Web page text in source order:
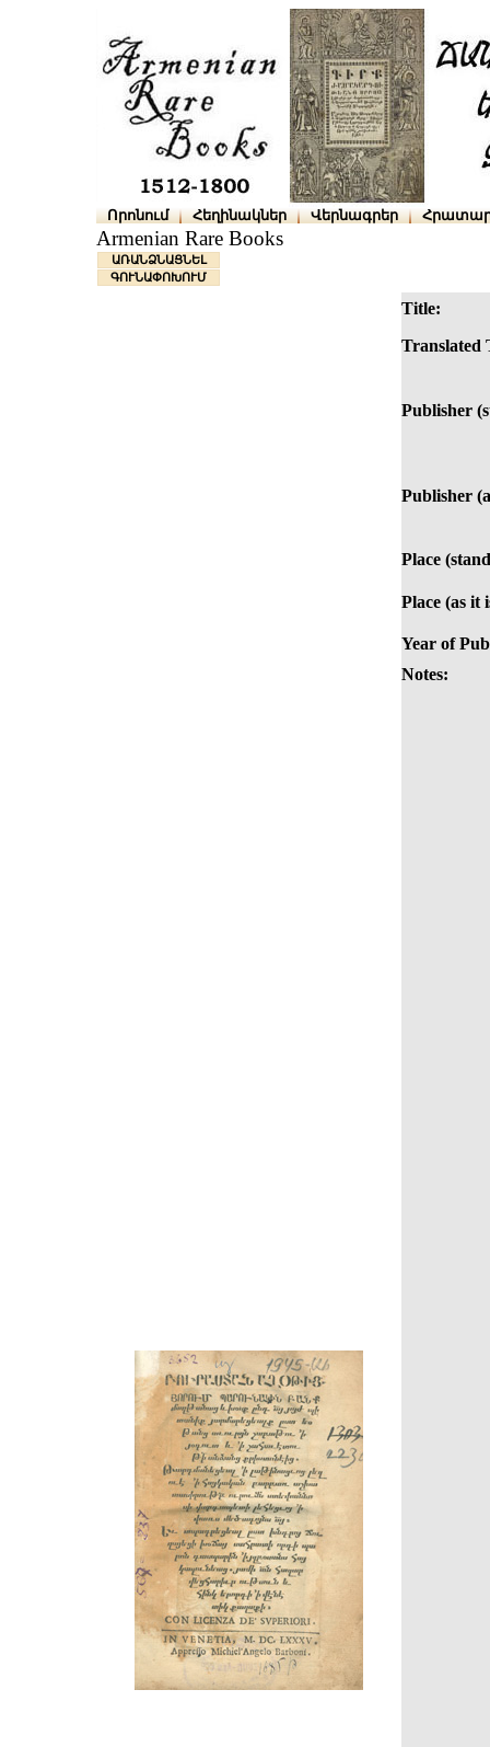
Որոնում Հեղինակներ Վերնագրեր
Armenian Rare Books
ԱՌԱՆՁՆԱՑՆԵԼ
ԳՈՒՆԱՓՈԽՈՒՄ
Title:
Translated
Publisher
Publisher
Place
Place (as it
Year of
Notes: